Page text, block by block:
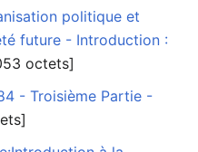
politique et
future - Introduction :
octets]
- Troisième Partie -